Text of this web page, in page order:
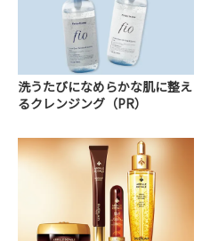
洗うたびになめらかな肌に整え
るクレンジング（PR）